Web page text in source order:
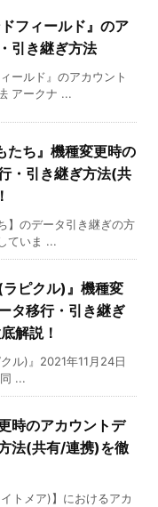
フィールド』のア
引き継ぎ方法
ールド』のアカウント
アークナ ...
たち』機種変更時の
・引き継ぎ方法(共
】のデータ引き継ぎの方
ていま ...
ラピクル)』機種変
タ移行・引き継ぎ
解説！
ル)』2021年11月24日
...
時のアカウントデ
法(共有/連携)を徹
トメア)】におけるアカ